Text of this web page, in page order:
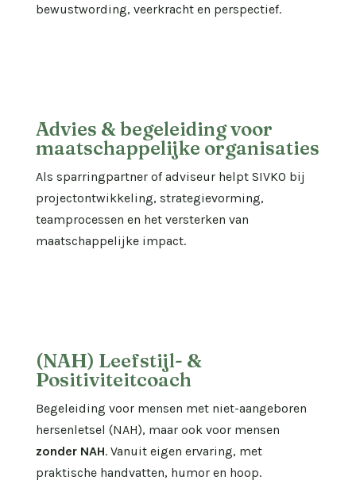
bewustwording, veerkracht en perspectief.
Advies & begeleiding voor
maatschappelijke organisaties
Als sparringpartner of adviseur helpt SIVKO bij
projectontwikkeling, strategievorming,
teamprocessen en het versterken van
maatschappelijke impact.
(NAH) Leefstijl- &
Positiviteitcoach
Begeleiding voor mensen met niet-aangeboren
hersenletsel (NAH), maar ook voor mensen
zonder NAH. Vanuit eigen ervaring, met
praktische handvatten, humor en hoop.